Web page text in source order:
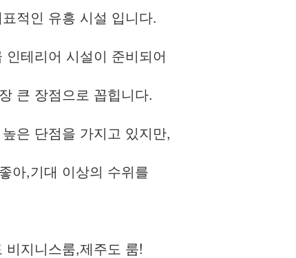
적인 유흥 시설 입니다.
테리어 시설이 준비되어
큰 장점으로 꼽힙니다.
은 단점을 가지고 있지만,
아,기대 이상의 수위를
비지니스룸,제주도 룸!